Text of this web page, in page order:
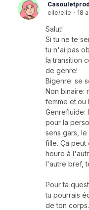
elle/elle · 18
Salut!
Si tu ne te
tu n'ai pas
la transition
de genre!
Bigenre: se
Non binaire:
femme et.ou
Genrefluide:
pour la
sens gars,
fille. Ça
heure à
l'autre bref,
Pour ta
tu pourrais
de ton